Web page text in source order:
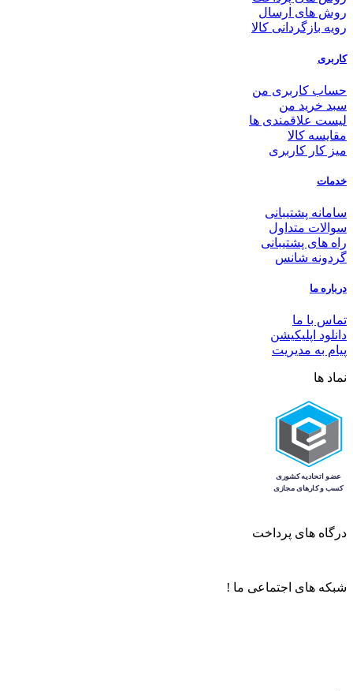
روش های ارسال
رویه بازگردانی کالا
کاربری
حساب کاربری من
سبد خرید من
لیست علاقمندی ها
مقایسه کالا
میز کار کاربری
خدمات
سامانه پشتیبانی
سوالات متداول
راه های پشتیبانی
گردونه شانس
درباره ما
تماس با ما
دانلود اپلیکیشن
پیام به مدیریت
نماد ها
درگاه های پرداخت
شبکه های اجتماعی ما !